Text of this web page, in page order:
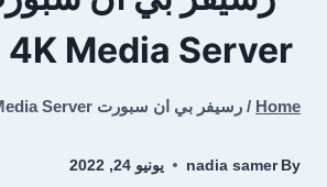
4K Media Server السعودية
Home
/ رسيفر بي ان سبورت beIN 4K Media Server السعودية
By
nadia samer يونيو 24, 2022